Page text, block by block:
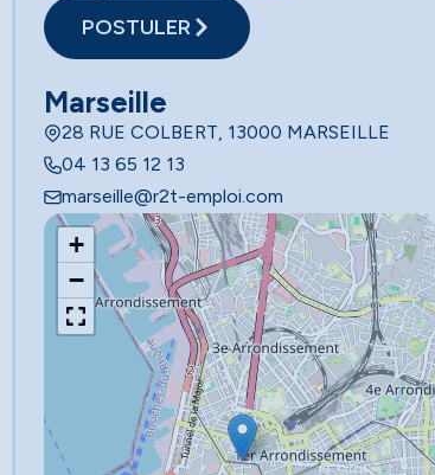
POSTULER
Marseille
28 RUE COLBERT, 13000 MARSEILLE
04 13 65 12 13
marseille@r2t-emploi.com
+
−